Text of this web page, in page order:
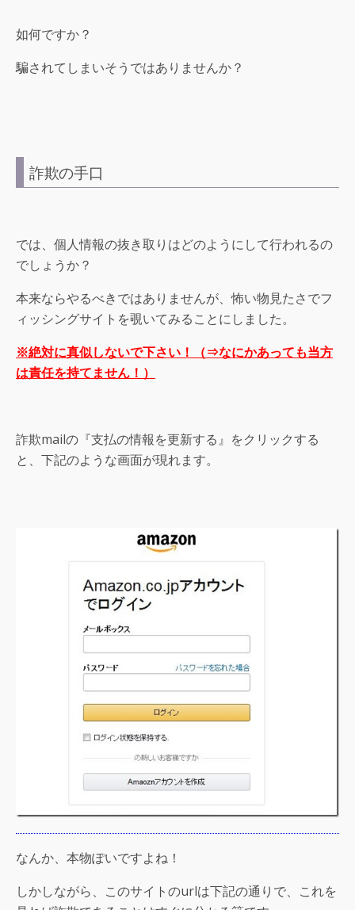
如何ですか？
騙されてしまいそうではありませんか？
詐欺の手口
では、個人情報の抜き取りはどのようにして行われるの
でしょうか？
本来ならやるべきではありませんが、怖い物見たさでフ
ィッシングサイトを覗いてみることにしました。
※絶対に真似しないで下さい！（⇒なにかあっても当方
は責任を持てません！）
詐欺mailの『支払の情報を更新する』をクリックする
と、下記のような画面が現れます。
なんか、本物ぽいですよね！
しかしながら、このサイトのurlは下記の通りで、これを